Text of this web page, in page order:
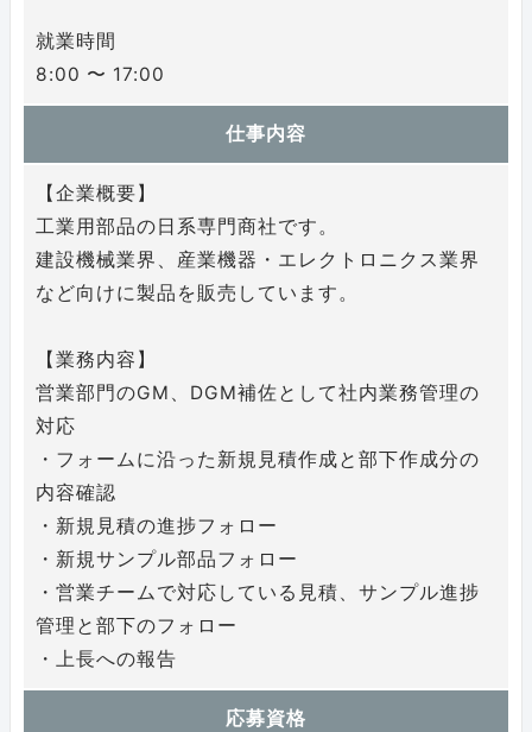
就業時間
8:00 〜 17:00
仕事内容
【企業概要】
工業用部品の日系専門商社です。
建設機械業界、産業機器・エレクトロニクス業界
など向けに製品を販売しています。
【業務内容】
営業部門のGM、DGM補佐として社内業務管理の
対応
・フォームに沿った新規見積作成と部下作成分の
内容確認
・新規見積の進捗フォロー
・新規サンプル部品フォロー
・営業チームで対応している見積、サンプル進捗
管理と部下のフォロー
・上長への報告
応募資格